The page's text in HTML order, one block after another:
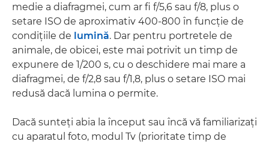
medie a diafragmei, cum ar fi f/5,6 sau f/8, plus o
setare ISO de aproximativ 400-800 în funcţie de
condiţiile de lumină. Dar pentru portretele de
animale, de obicei, este mai potrivit un timp de
expunere de 1/200 s, cu o deschidere mai mare a
diafragmei, de f/2,8 sau f/1,8, plus o setare ISO mai
redusă dacă lumina o permite.
Dacă sunteţi abia la început sau încă vă familiarizaţi
cu aparatul foto, modul Tv (prioritate timp de